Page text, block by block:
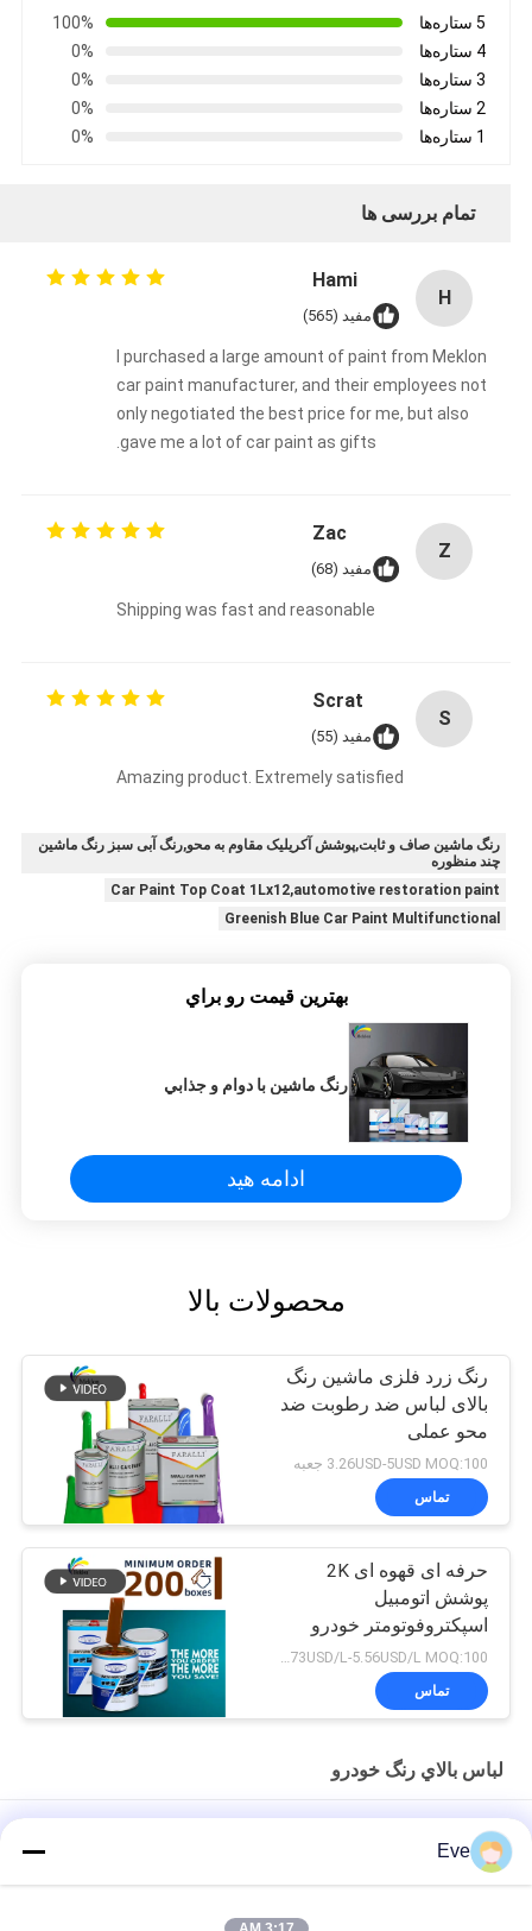
5 ستاره‌ها
100%
4 ستاره‌ها
0%
3 ستاره‌ها
0%
2 ستاره‌ها
0%
1 ستاره‌ها
0%
تمام بررسی ها
H
Hami
مفید (565)
I purchased a large amount of paint from Meklon
car paint manufacturer, and their employees not
only negotiated the best price for me, but also
gave me a lot of car paint as gifts.
Z
Zac
مفید (68)
Shipping was fast and reasonable
S
Scrat
مفید (55)
Amazing product. Extremely satisfied
رنگ ماشین صاف و ثابت,پوشش آکریلیک مقاوم به محو,رنگ آبی سبز رنگ ماشین
چند منظوره
Car Paint Top Coat 1Lx12,automotive restoration paint
Greenish Blue Car Paint Multifunctional
بهترين قيمت رو براي
رنگ ماشين با دوام و جذابي
ادامه هید
محصولات بالا
رنگ زرد فلزی ماشین رنگ
بالای لباس ضد رطوبت ضد
محو عملی
3.26USD-5USD MOQ:100 جعبه
تماس
حرفه ای قهوه ای 2K
پوشش اتومبیل
اسپکتروفوتومتر خودرو
تعمیر و ترمیم تولید کننده
رنگ آمیزی اتومبیل
2.73USD/L-5.56USD/L MOQ:100 جعبه
تماس
لباس بالاي رنگ خودرو
رنگ قرمز بزرگ و روشن برای ماشین
رنگ خودرو قرمز درخشان ضد گرما غیر سمی رنگ خودرو اتومبیل
Eve